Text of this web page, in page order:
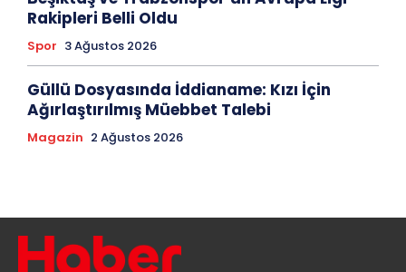
Rakipleri Belli Oldu
Spor 3 Ağustos 2026
Güllü Dosyasında İddianame: Kızı İçin
Ağırlaştırılmış Müebbet Talebi
Magazin 2 Ağustos 2026